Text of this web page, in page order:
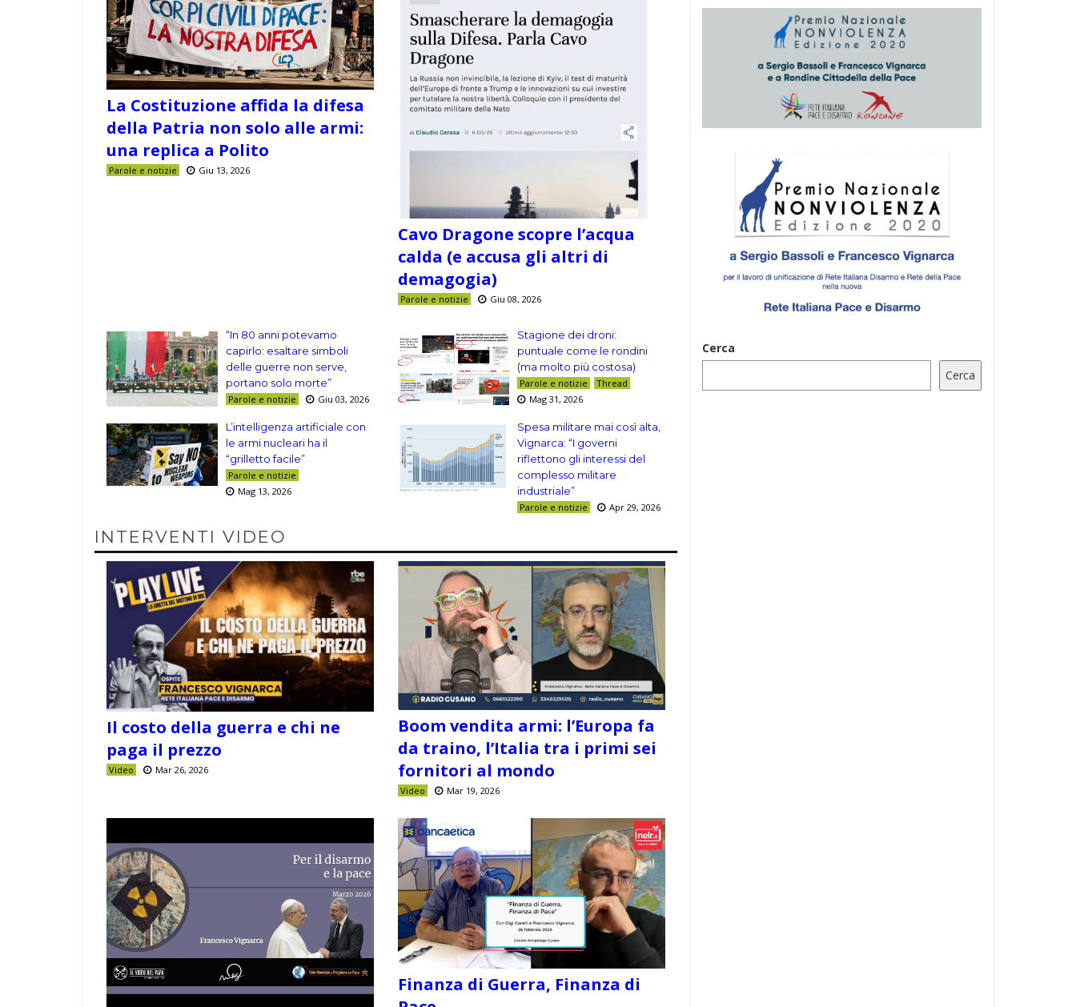
La Costituzione affida la difesa
della Patria non solo alle armi:
una replica a Polito
Parole e notizie Giu 13, 2026
Cavo Dragone scopre l’acqua
calda (e accusa gli altri di
demagogia)
Parole e notizie Giu 08, 2026
“In 80 anni potevamo
capirlo: esaltare simboli
delle guerre non serve,
portano solo morte”
Parole e notizie Giu 03, 2026
Stagione dei droni:
puntuale come le rondini
(ma molto più costosa)
Parole e notizie
Thread
Mag 31, 2026
L’intelligenza artificiale con
le armi nucleari ha il
“grilletto facile”
Parole e notizie
Mag 13, 2026
Spesa militare mai così alta,
Vignarca: “I governi
riflettono gli interessi del
complesso militare
industriale”
Parole e notizie Apr 29, 2026
INTERVENTI VIDEO
Il costo della guerra e chi ne
paga il prezzo
Video Mar 26, 2026
Boom vendita armi: l’Europa fa
da traino, l’Italia tra i primi sei
fornitori al mondo
Video Mar 19, 2026
Finanza di Guerra, Finanza di
Cerca
Cerca